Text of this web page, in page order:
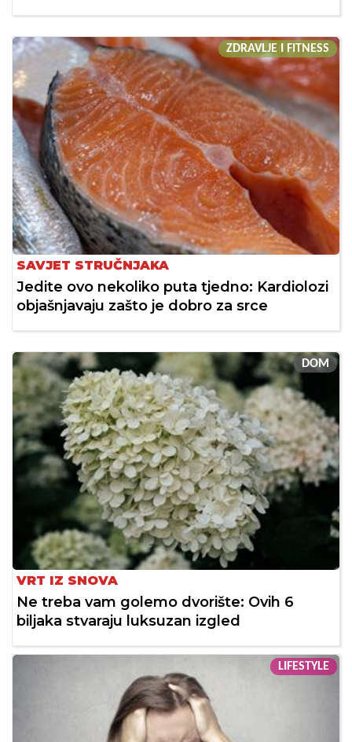
ZDRAVLJE I FITNESS
SAVJET STRUČNJAKA
Jedite ovo nekoliko puta tjedno: Kardiolozi
objašnjavaju zašto je dobro za srce
DOM
VRT IZ SNOVA
Ne treba vam golemo dvorište: Ovih 6
biljaka stvaraju luksuzan izgled
LIFESTYLE